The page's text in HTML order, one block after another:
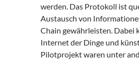
werden. Das Protokoll ist
Austausch von
Chain gewährleisten. Dabei
Internet der Dinge und
Pilotprojekt waren unter